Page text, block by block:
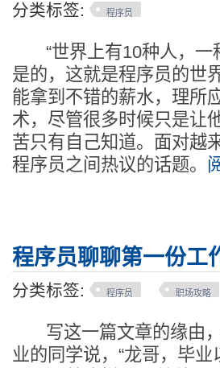
分类标签: 程序员
“世界上有10种人，一
是的，这就是程序员的世
能拿到不错的薪水，理所
术，尽管很多时候只是让
苦只有自己知道。面对越
程序员之间热议的话题。
程序员聊聊第一份工
分类标签: 程序员 职场攻略
写这一篇文章的缘由，
业的同学说，“龙哥，毕